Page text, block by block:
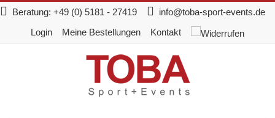
Beratung: +49 (0) 5181 - 27419
info@toba-sport-events.de
Login
Meine Bestellungen Kontakt